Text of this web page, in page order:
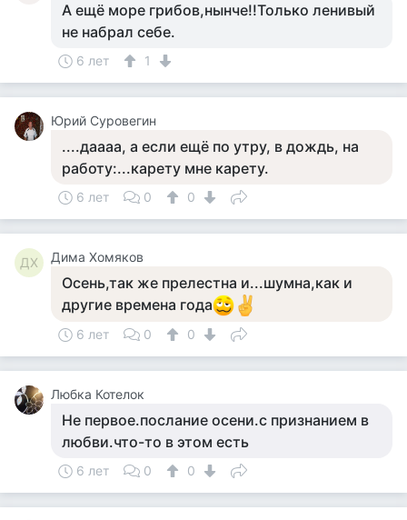
А ещё море грибов,нынче!!Только ленивый
не набрал себе.
6 лет 1
Юрий Суровегин
....даааа, а если ещё по утру, в дождь, на
работу:...карету мне карету.
6 лет 0 0
ДХ Дима Хомяков
Осень,так же прелестна и...шумна,как и
другие времена года
6 лет 0 0
Любка Котелок
Не первое.послание осени.с признанием в
любви.что-то в этом есть
6 лет 0 0